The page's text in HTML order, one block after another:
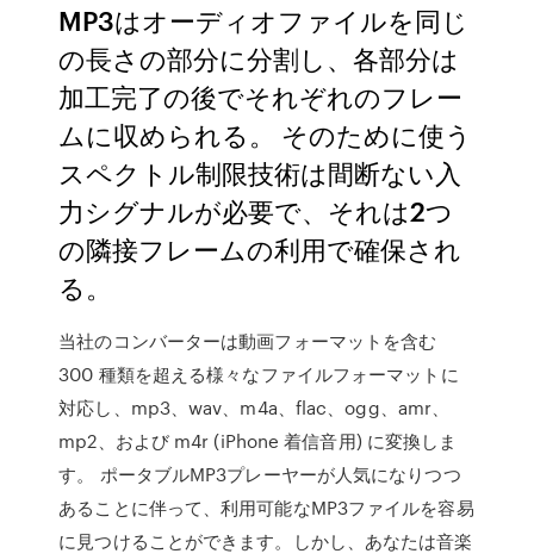
MP3はオーディオファイルを同じ
の長さの部分に分割し、各部分は
加工完了の後でそれぞれのフレー
ムに収められる。 そのために使う
スペクトル制限技術は間断ない入
力シグナルが必要で、それは2つ
の隣接フレームの利用で確保され
る。
当社のコンバーターは動画フォーマットを含む
300 種類を超える様々なファイルフォーマットに
対応し、mp3、wav、m4a、flac、ogg、amr、
mp2、および m4r (iPhone 着信音用) に変換しま
す。 ポータブルMP3プレーヤーが人気になりつつ
あることに伴って、利用可能なMP3ファイルを容易
に見つけることができます。しかし、あなたは音楽